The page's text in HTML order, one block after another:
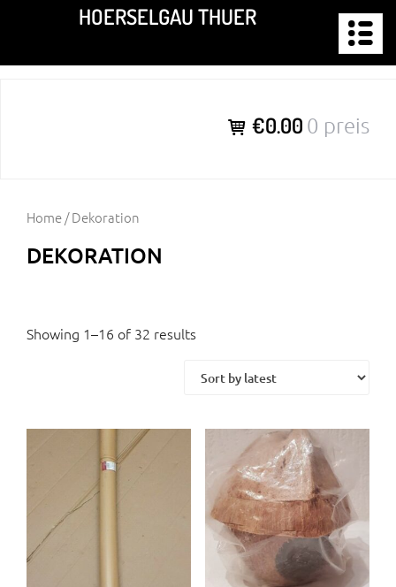
springen
HOERSELGAU THUER
€0.00 0 preis
Home/ Dekoration
DEKORATION
Showing 1–16 of 32 results